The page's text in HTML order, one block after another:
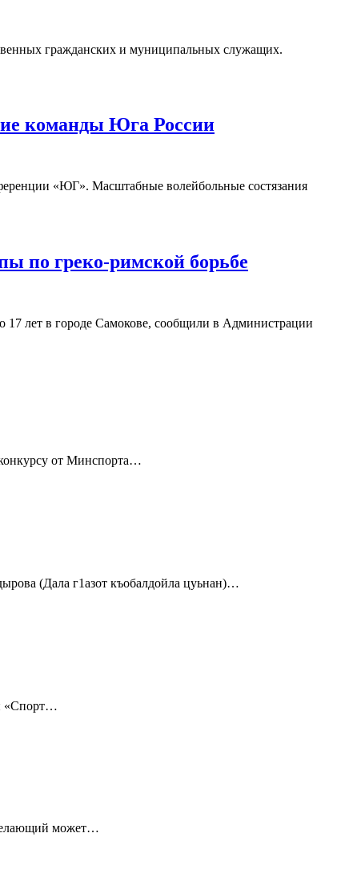
гражданских и муниципальных служащих.
команды Юга России
«ЮГ». Масштабные волейбольные состязания
по греко-римской борьбе
17 лет в городе Самокове, сообщили в Администрации
от Минспорта…
(Дала г1азот къобалдойла цуьнан)…
«Спорт…
может…